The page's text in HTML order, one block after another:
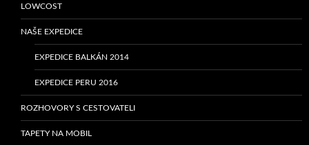
LOWCOST
NAŠE EXPEDICE
EXPEDICE BALKÁN 2014
EXPEDICE PERU 2016
ROZHOVORY S CESTOVATELI
TAPETY NA MOBIL